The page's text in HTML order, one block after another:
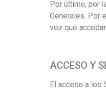
Por último, por
Generales. Por
vez que
ACCESO Y
El acceso a los